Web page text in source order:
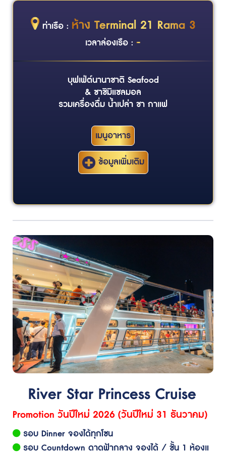
ท่าเรือ : ห้าง Terminal 21 Rama 3
เวลาล่องเรือ : -
บุฟเฟ่ต์นานาชาติ Seafood
& ซาชิมิแซลมอล
รวมเครื่องดื่ม น้ำเปล่า ชา กาแฟ
เมนูอาหาร
ข้อมูลเพิ่มเติม
River Star Princess Cruise
Promotion วันปีใหม่ 2026 (วันปีใหม่ 31 ธันวาคม)
รอบ Dinner จองได้ทุกโซน
รอบ Countdown ดาดฟ้ากลาง จองได้ / ชั้น 1 ห้องแ